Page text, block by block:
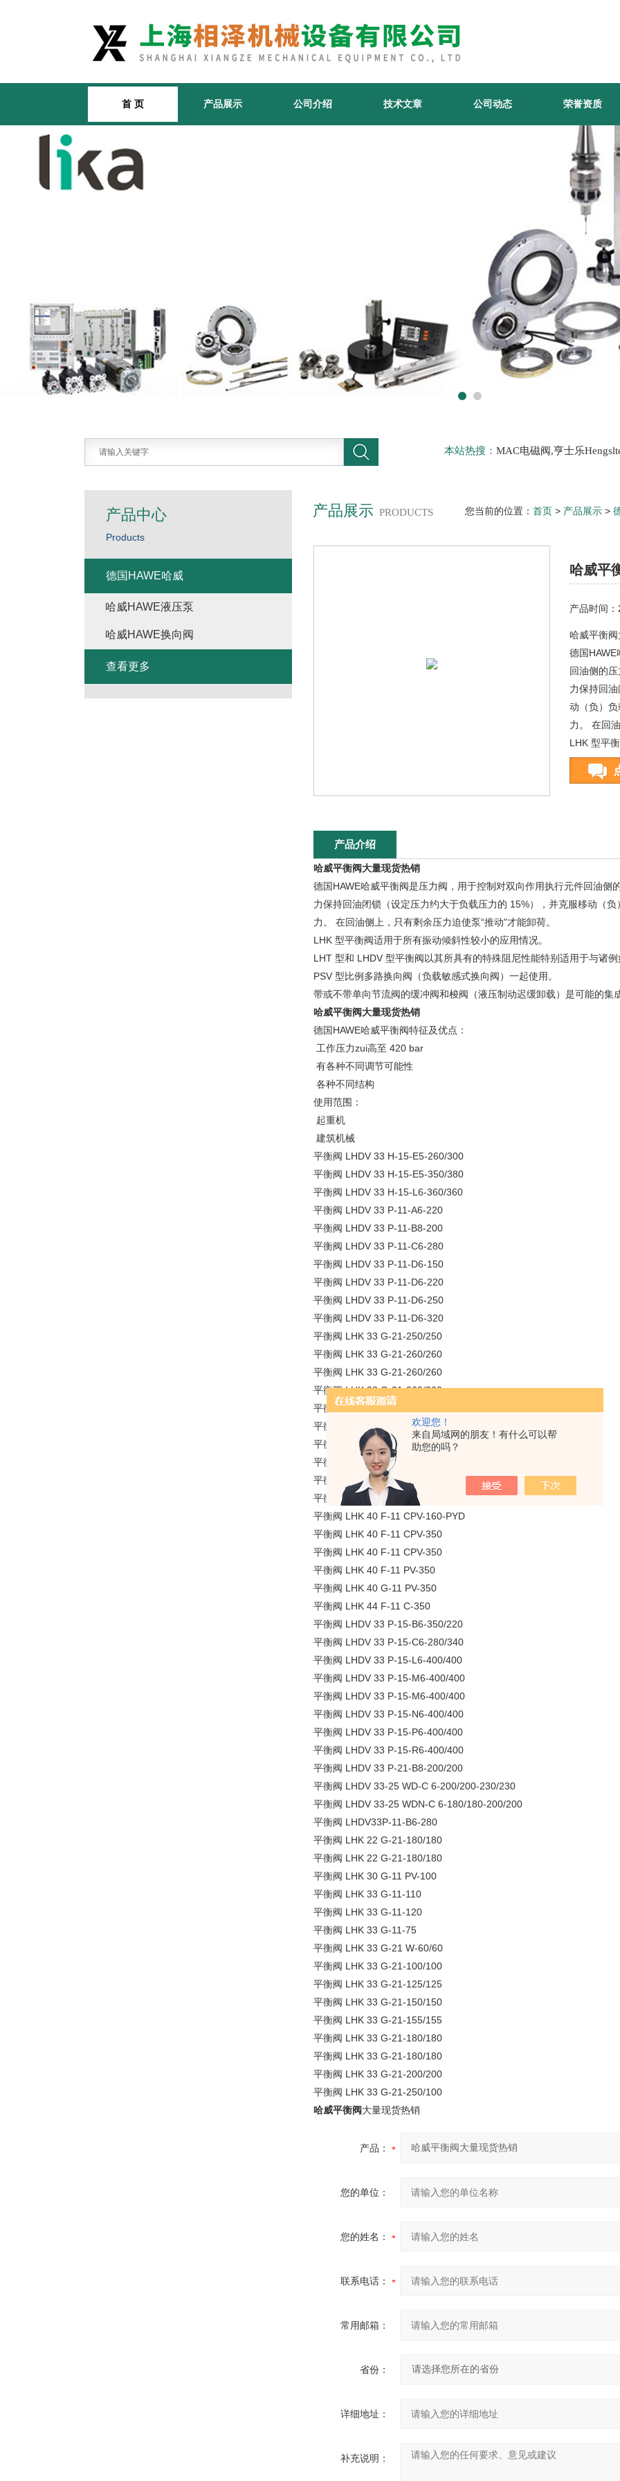
欢迎您！
来自局域网的朋友！有什么可以帮
助您的吗？
首 页 产品展示 公司介绍 技术文章 公司动态 荣誉资质
本站热搜： MAC电磁阀,亨士乐
产品展示 PRODUCTS 您当前的位置： 首页 > 产品展示 >
哈威平
产品时间
哈威平衡
德国
回油侧的
力保持回
动（负）负
力。 在回
LHK 型平
产品介绍
哈威平衡阀大量现货热销
德国HAWE哈威平衡阀是压力阀，用于控制对双向作用执行元件回油侧
力保持回油闭锁（设定压力约大于负载压力的 15%），并克服移动（负
力。 在回油侧上，只有剩余压力迫使泵“推动"才能卸荷。
LHK 型平衡阀适用于所有振动倾斜性较小的应用情况。
LHT 型和 LHDV 型平衡阀以其所具有的特殊阻尼性能特别适用于与诸
PSV 型比例多路换向阀（负载敏感式换向阀）一起使用。
带或不带单向节流阀的缓冲阀和梭阀（液压制动迟缓卸载）是可能的集
哈威平衡阀大量现货热销
德国HAWE哈威平衡阀特征及优点：
工作压力zui高至 420 bar
有各种不同调节可能性
各种不同结构
使用范围：
起重机
建筑机械
平衡阀 LHDV 33 H-15-E5-260/300
平衡阀 LHDV 33 H-15-E5-350/380
平衡阀 LHDV 33 H-15-L6-360/360
平衡阀 LHDV 33 P-11-A6-220
平衡阀 LHDV 33 P-11-B8-200
平衡阀 LHDV 33 P-11-C6-280
平衡阀 LHDV 33 P-11-D6-150
平衡阀 LHDV 33 P-11-D6-220
平衡阀 LHDV 33 P-11-D6-250
平衡阀 LHDV 33 P-11-D6-320
平衡阀 LHK 33 G-21-250/250
平衡阀 LHK 33 G-21-260/260
平衡阀 LHK 33 G-21-260/260
平衡阀 LHK 33 G-21-260/260
平衡阀 LHK 33 G-21-260/260
平衡阀 LHK 33 G-21-60/60
平衡阀 LHK 33 G-21-70/95
平衡阀 LHK 33 G-21-70/95
平衡阀 LHK 40 F-11 CPV-160
平衡阀 LHK 40 F-11 CPV-160-PYD
平衡阀 LHK 40 F-11 CPV-160-PYD
平衡阀 LHK 40 F-11 CPV-350
平衡阀 LHK 40 F-11 CPV-350
平衡阀 LHK 40 F-11 PV-350
平衡阀 LHK 40 G-11 PV-350
平衡阀 LHK 44 F-11 C-350
平衡阀 LHDV 33 P-15-B6-350/220
平衡阀 LHDV 33 P-15-C6-280/340
平衡阀 LHDV 33 P-15-L6-400/400
平衡阀 LHDV 33 P-15-M6-400/400
平衡阀 LHDV 33 P-15-M6-400/400
平衡阀 LHDV 33 P-15-N6-400/400
平衡阀 LHDV 33 P-15-P6-400/400
平衡阀 LHDV 33 P-15-R6-400/400
平衡阀 LHDV 33 P-21-B8-200/200
平衡阀 LHDV 33-25 WD-C 6-200/200-230/230
平衡阀 LHDV 33-25 WDN-C 6-180/180-200/200
平衡阀 LHDV33P-11-B6-280
平衡阀 LHK 22 G-21-180/180
平衡阀 LHK 22 G-21-180/180
平衡阀 LHK 30 G-11 PV-100
平衡阀 LHK 33 G-11-110
平衡阀 LHK 33 G-11-120
平衡阀 LHK 33 G-11-75
平衡阀 LHK 33 G-21 W-60/60
平衡阀 LHK 33 G-21-100/100
平衡阀 LHK 33 G-21-125/125
平衡阀 LHK 33 G-21-150/150
平衡阀 LHK 33 G-21-155/155
平衡阀 LHK 33 G-21-180/180
平衡阀 LHK 33 G-21-180/180
平衡阀 LHK 33 G-21-200/200
平衡阀 LHK 33 G-21-250/100
哈威平衡阀大量现货热销
产品：
您的单位：
您的姓名：
联系电话：
常用邮箱：
省份：
详细地址：
补充说明：
产品中心
Products
德国HAWE哈威
哈威HAWE液压泵
哈威HAWE换向阀
查看更多